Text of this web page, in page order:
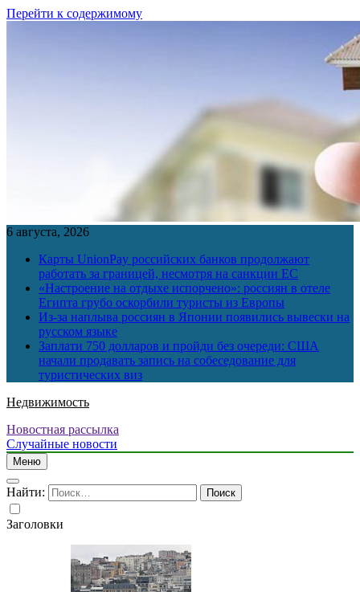
Перейти к содержимому
6 августа, 2026
Карты UnionPay российских банков продолжают
работать за границей, несмотря на санкции ЕС
«Настроение на отдыхе испорчено»: россиян в отеле
Египта грубо оскорбили туристы из Европы
Из-за наплыва россиян в Японии появились вывески на
русском языке
Заплати 750 долларов и пройди без очереди: США
начали продавать запись на собеседование для
туристических виз
Недвижимость
Новостная рассылка
Случайные новости
Меню
Найти:
Заголовки